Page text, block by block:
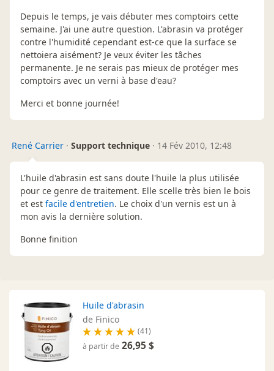
Depuis le temps, je vais débuter mes comptoirs cette
semaine. J'ai une autre question. L'abrasin va protéger
contre l'humidité cependant est-ce que la surface se
nettoiera aisément? Je veux éviter les tâches
permanente. Je ne serais pas mieux de protéger mes
comptoirs avec un verni à base d'eau?
Merci et bonne journée!
René Carrier · Support technique · 14 Fév 2010, 12:48
L'huile d'abrasin est sans doute l'huile la plus utilisée
pour ce genre de traitement. Elle scelle très bien le bois
et est facile d'entretien. Le choix d'un vernis est un à
mon avis la dernière solution.
Bonne finition
Huile d'abrasin
de Finico
(41)
à partir de 26,95 $